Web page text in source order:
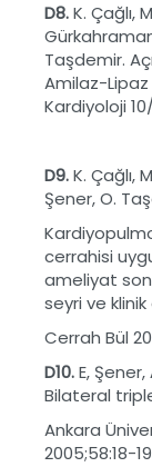
D8.K. Çağlı,
Taşdemir.
Amilaz-
Kardiyoloji
D9.K. Çağlı,
Şener, O.
cerrahisi
ameliyat
seyri ve klinik
Cerrah Bül
D10.E, Şener,
Bilateral
Ankara
2005;58:18-19